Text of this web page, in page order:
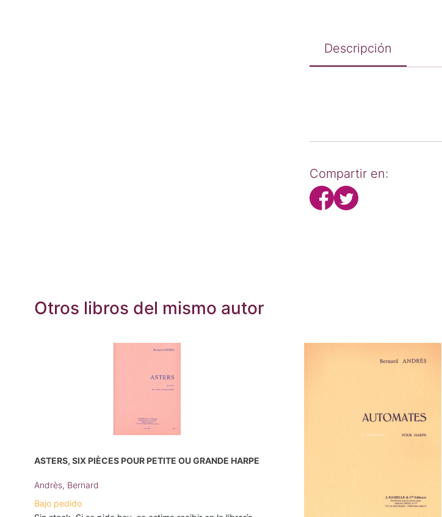
Descripción
Compartir en:
Otros libros del mismo autor
ASTERS, SIX PIÈCES POUR PETITE OU GRANDE HARPE
Andrès, Bernard
Bajo pedido